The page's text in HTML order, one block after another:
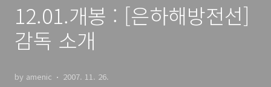
12.01.개봉 : [은하해방전선]
감독 소개
by amenic 2007. 11. 26.